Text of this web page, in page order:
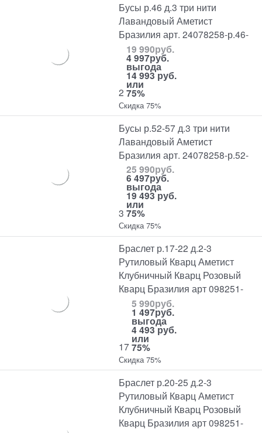
Бусы р.46 д.3 три нити
Лавандовый Аметист
Бразилия арт. 24078258-р.46-
2
19 990руб.
4 997руб.
выгода
14 993 руб.
или
75%
Скидка 75%
Бусы р.52-57 д.3 три нити
Лавандовый Аметист
Бразилия арт. 24078258-р.52-
3
25 990руб.
6 497руб.
выгода
19 493 руб.
или
75%
Скидка 75%
Браслет р.17-22 д.2-3
Рутиловый Кварц Аметист
Клубничный Кварц Розовый
Кварц Бразилия арт 098251-
17
5 990руб.
1 497руб.
выгода
4 493 руб.
или
75%
Скидка 75%
Браслет р.20-25 д.2-3
Рутиловый Кварц Аметист
Клубничный Кварц Розовый
Кварц Бразилия арт 098251-